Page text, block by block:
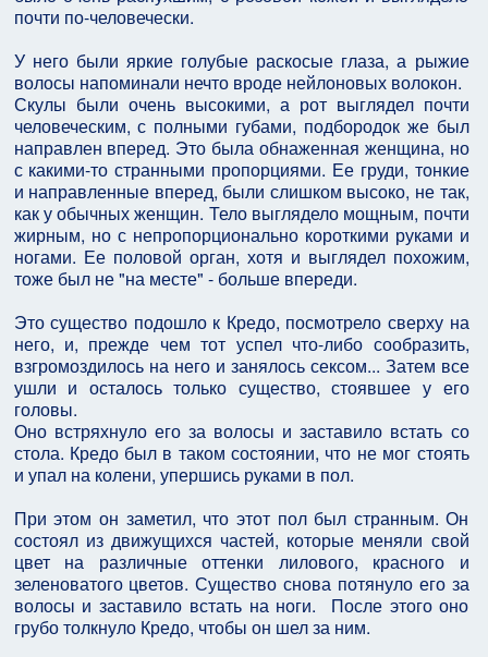
почти по-человечески.
У него были яркие голубые раскосые глаза, а рыжие
волосы напоминали нечто вроде нейлоновых волокон.
Скулы были очень высокими, а рот выглядел почти
человеческим, с полными губами, подбородок же был
направлен вперед. Это была обнаженная женщина, но
с какими-то странными пропорциями. Ее груди, тонкие
и направленные вперед, были слишком высоко, не так,
как у обычных женщин. Тело выглядело мощным, почти
жирным, но с непропорционально короткими руками и
ногами. Ее половой орган, хотя и выглядел похожим,
тоже был не "на месте" - больше впереди.
Это существо подошло к Кредо, посмотрело сверху на
него, и, прежде чем тот успел что-либо сообразить,
взгромоздилось на него и занялось сексом... Затем все
ушли и осталось только существо, стоявшее у его
головы.
Оно встряхнуло его за волосы и заставило встать со
стола. Кредо был в таком состоянии, что не мог стоять
и упал на колени, упершись руками в пол.
При этом он заметил, что этот пол был странным. Он
состоял из движущихся частей, которые меняли свой
цвет на различные оттенки лилового, красного и
зеленоватого цветов. Существо снова потянуло его за
волосы и заставило встать на ноги. После этого оно
грубо толкнуло Кредо, чтобы он шел за ним.